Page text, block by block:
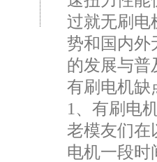
过就无刷电
势和国内外
的发展与普
有刷电机缺
1、有刷电
老模友们在
电机一段时